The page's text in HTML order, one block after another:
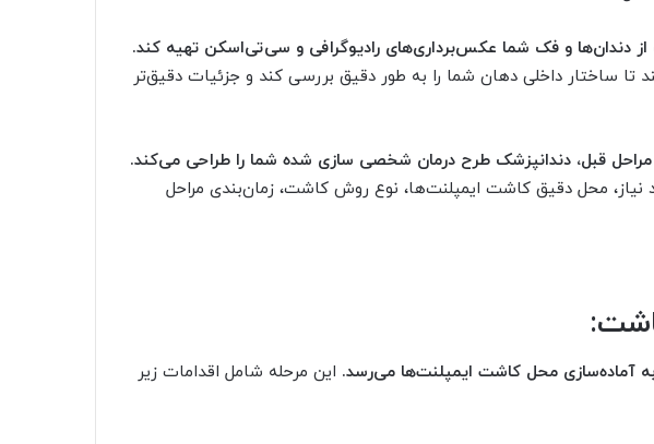
دندان‌ها و فک شما عکس‌برداری‌های رادیوگرافی و سی‌تی‌اسکن تهیه کند.
تا ساختار داخلی دهان شما را به طور دقیق بررسی کند و جزئیات دقیق‌تر
قبل، دندانپزشک طرح درمان شخصی سازی شده شما را طراحی می‌کند.
نیاز، محل دقیق کاشت ایمپلنت‌ها، نوع روش کاشت، زمان‌بندی مراحل
آماده‌سازی محل کاشت ایمپلنت‌ها می‌رسد. این مرحله شامل اقدامات زیر